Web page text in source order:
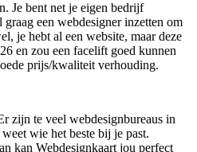
Je bent net je eigen bedrijf
een webdesigner inzetten om
je hebt al een website, maar deze
en zou een facelift goed kunnen
prijs/kwaliteit verhouding.
zijn te veel webdesignbureaus in
wie het beste bij je past.
kan Webdesignkaart jou perfect